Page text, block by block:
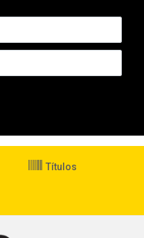
Títulos